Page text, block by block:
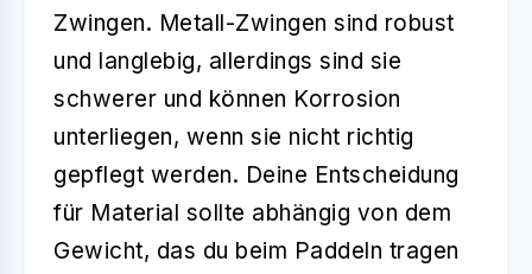
Zwingen. Metall-Zwingen sind robust
und langlebig, allerdings sind sie
schwerer und können Korrosion
unterliegen, wenn sie nicht richtig
gepflegt werden. Deine Entscheidung
für Material sollte abhängig von dem
Gewicht, das du beim Paddeln tragen